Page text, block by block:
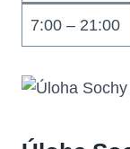
7:00 – 21:00